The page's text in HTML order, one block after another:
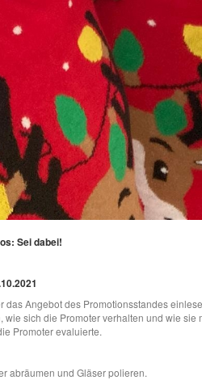
Sei dabei!
das Angebot des Promotionsstandes
sich die Promoter verhalten und wie sie
Promoter evaluierte.
abräumen und Gläser polieren.